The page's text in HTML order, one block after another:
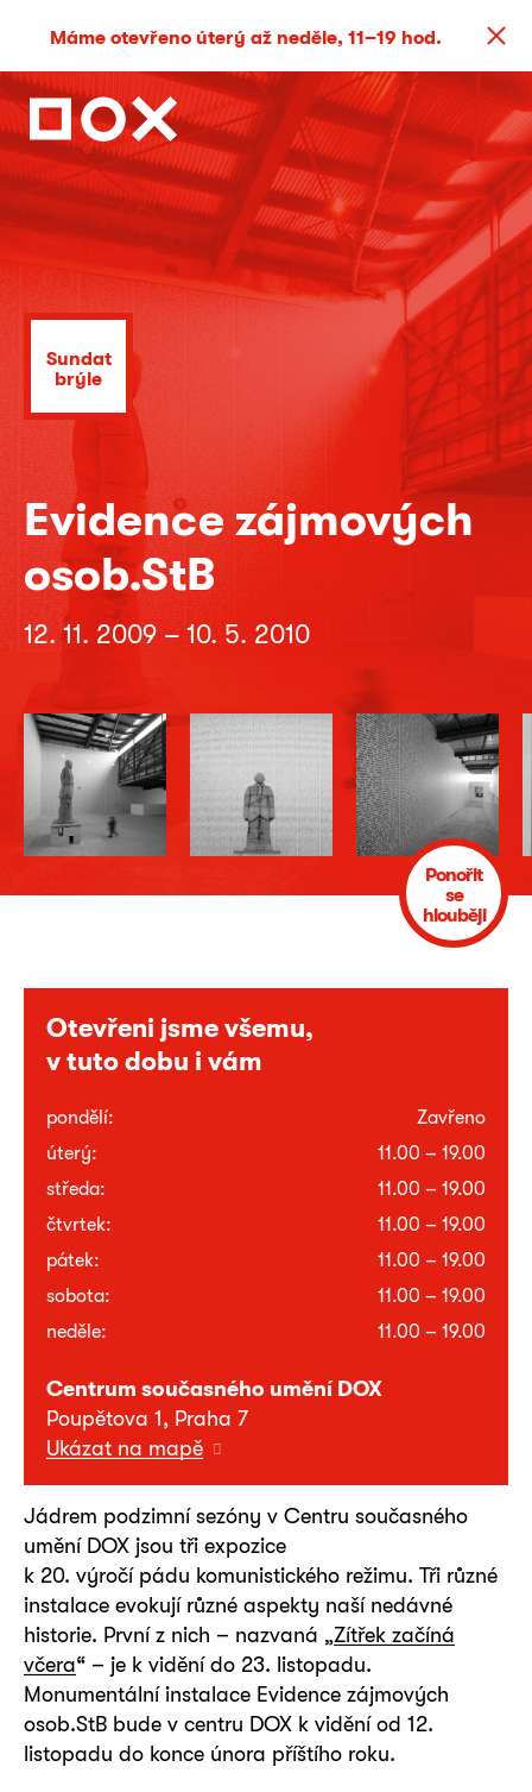
Máme otevřeno úterý až neděle, 11–19 hod.
Sundat
brýle
Evidence zájmových
osob.StB
12. 11. 2009 – 10. 5. 2010
Ponořit
se
hlouběji
Otevřeni jsme všemu,
v tuto dobu i vám
pondělí:
Zavřeno
úterý:
11.00 – 19.00
středa:
11.00 – 19.00
čtvrtek:
11.00 – 19.00
pátek:
11.00 – 19.00
sobota:
11.00 – 19.00
neděle:
11.00 – 19.00
Centrum současného umění DOX
Poupětova 1, Praha 7
Ukázat na mapě
Jádrem podzimní sezóny v Centru současného
umění DOX jsou tři expozice
k 20. výročí pádu komunistického režimu. Tři různé
instalace evokují různé aspekty naší nedávné
historie. První z nich – nazvaná „Zítřek začíná
včera“ – je k vidění do 23. listopadu.
Monumentální instalace Evidence zájmových
osob.StB bude v centru DOX k vidění od 12.
listopadu do konce února příštího roku.